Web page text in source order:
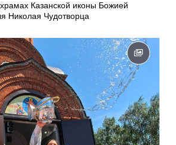
Казанской иконы Божией
Николая Чудотворца